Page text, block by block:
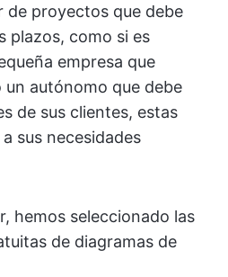
de proyectos que debe
plazos, como si es
empresa que
un autónomo que debe
de sus clientes, estas
sus necesidades
hemos seleccionado las
de diagramas de